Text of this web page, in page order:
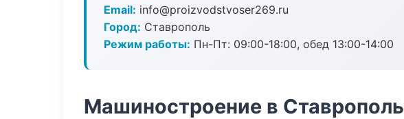
Email: info@proizvodstvoser269.ru
Город: Ставрополь
Режим работы: Пн-Пт: 09:00-18:00, обед 13:00-14:00
Машиностроение в Ставрополь